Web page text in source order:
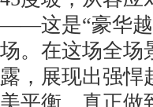
——这是“豪华越
场。在这场全场
露，展现出强悍